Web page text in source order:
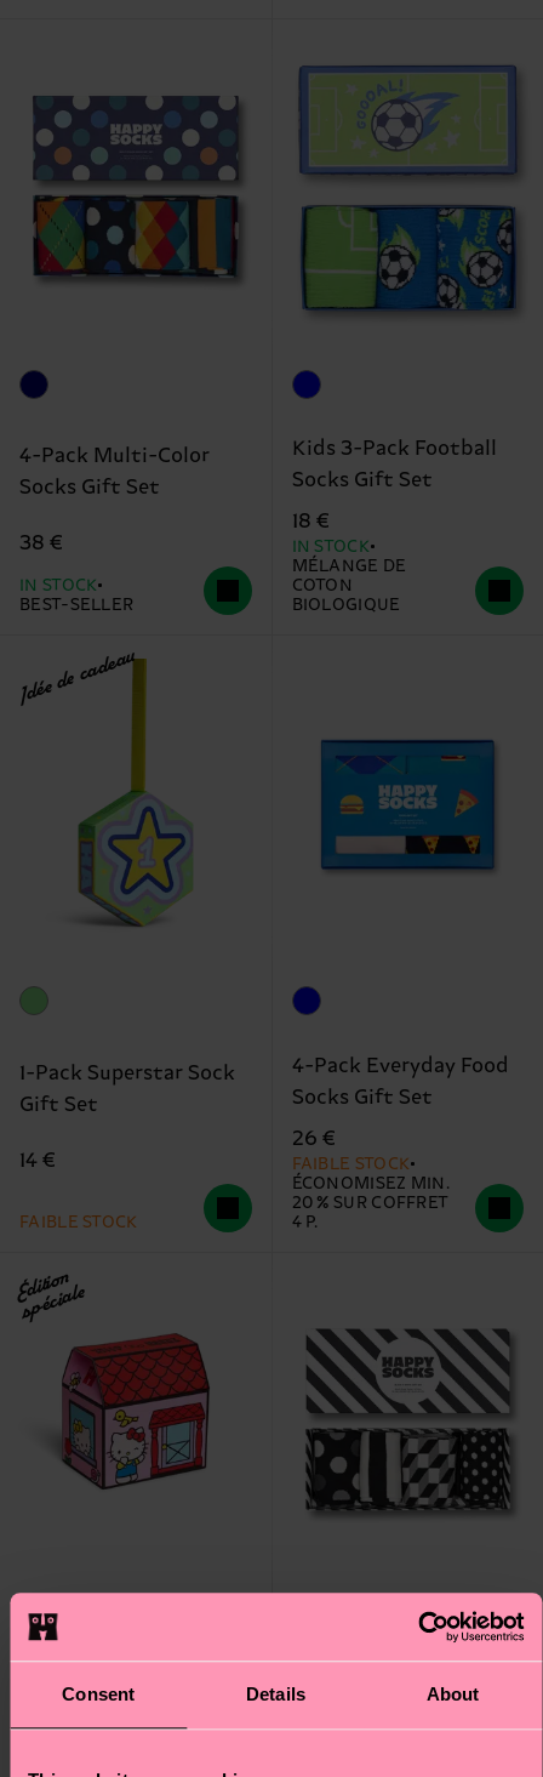
Consent Details About
4-Pack Multi-Color
Socks Gift Set
38 €
IN STOCK
BEST-SELLER
Kids 3-Pack Football
Socks Gift Set
18 €
IN STOCK
MÉLANGE DE
COTON
BIOLOGIQUE
Idée de cadeau
1-Pack Superstar Sock
Gift Set
14 €
FAIBLE STOCK
4-Pack Everyday Food
Socks Gift Set
26 €
FAIBLE STOCK
ÉCONOMISEZ MIN.
20 % SUR COFFRET
4 P.
Édition
spéciale
Kids Hello Kitty 3-Pack
4-Pack Classic Black &